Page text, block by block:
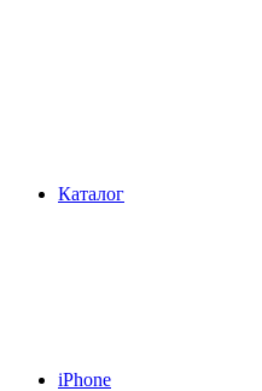
Каталог
iPhone